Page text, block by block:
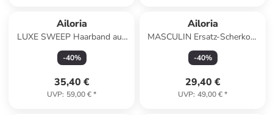
Ailoria
LUXE SWEEP Haarband aus
Seide in schwarz
-40%
35,40 €
UVP: 59,00 €*
Ailoria
MASCULIN Ersatz-Scherkopf
in schwarz
-40%
29,40 €
UVP: 49,00 €*